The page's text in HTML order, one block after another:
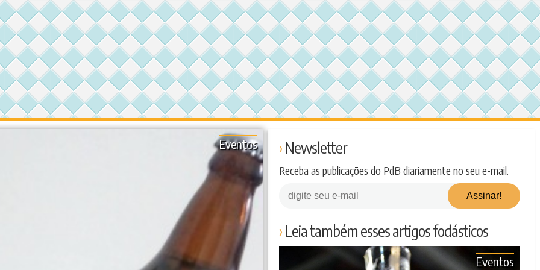
Eventos Newsletter
Receba as publicações do PdB diariamente no seu e-mail.
Leia também esses artigos fodásticos
Eventos